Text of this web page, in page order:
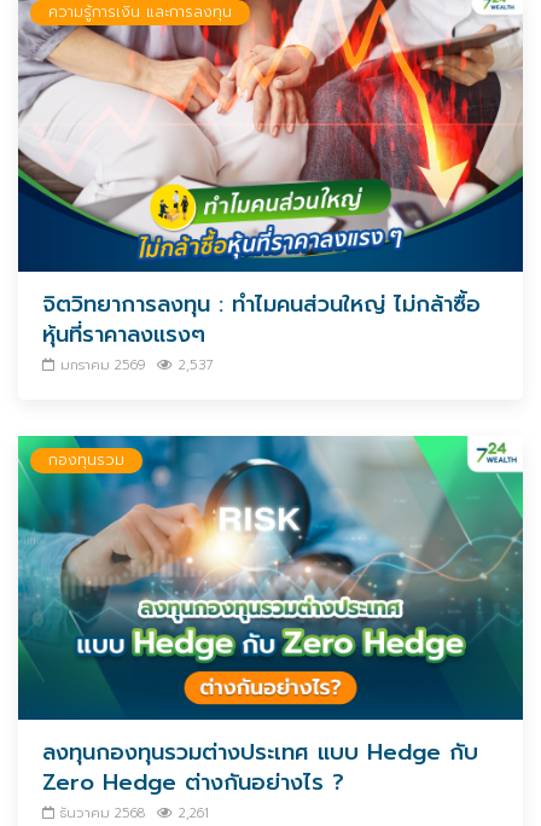
ความรู้การเงิน และการลงทุน
จิตวิทยาการลงทุน : ทำไมคนส่วนใหญ่ ไม่กล้าซื้อ
หุ้นที่ราคาลงแรงๆ
มกราคม 2569 2,537
กองทุนรวม
ลงทุนกองทุนรวมต่างประเทศ แบบ Hedge กับ
Zero Hedge ต่างกันอย่างไร ?
ธันวาคม 2568 2,261